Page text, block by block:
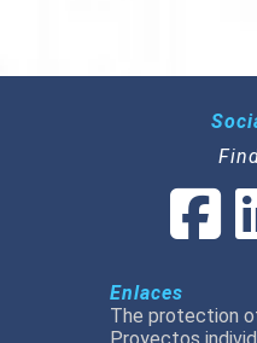
Enlaces
The protection